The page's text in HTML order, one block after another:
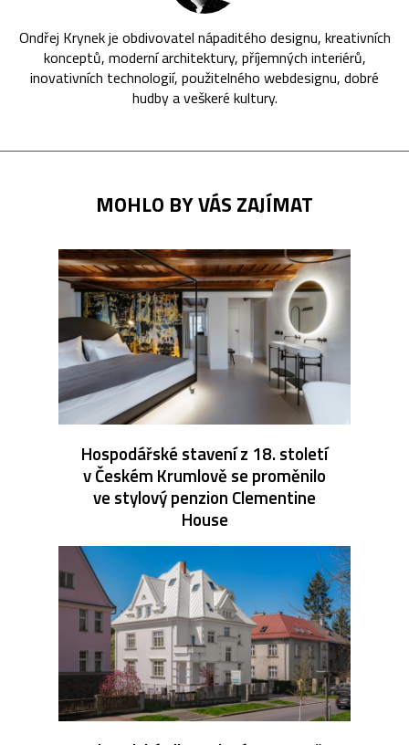
Ondřej Krynek je obdivovatel nápaditého designu, kreativních
konceptů, moderní architektury, příjemných interiérů,
inovativních technologií, použitelného webdesignu, dobré
hudby a veškeré kultury.
MOHLO BY VÁS ZAJÍMAT
Hospodářské stavení z 18. století
v Českém Krumlově se proměnilo
ve stylový penzion Clementine
House